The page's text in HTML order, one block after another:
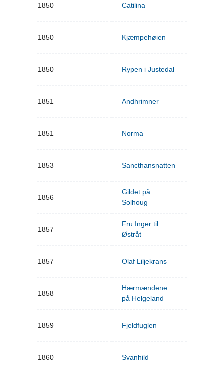
1850 Catilina
1850 Kjæmpehøien
1850 Rypen i Justedal
1851 Andhrimner
1851 Norma
1853 Sancthansnatten
1856
Gildet på
Solhoug
1857
Fru Inger til
Østråt
1857 Olaf Liljekrans
1858
Hærmændene
på Helgeland
1859 Fjeldfuglen
1860 Svanhild